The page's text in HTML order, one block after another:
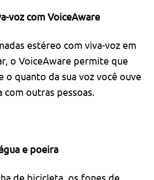
voz com VoiceAware
estéreo com viva-voz em
o VoiceAware permite que
o quanto da sua voz você ouve
com outras pessoas.
e poeira
de bicicleta, os fones de